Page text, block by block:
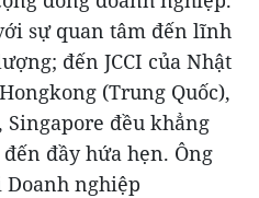
sự quan tâm đến lĩnh
đến JCCI của Nhật
(Trung Quốc),
đều khẳng
đầy hứa hẹn. Ông
nghiệp